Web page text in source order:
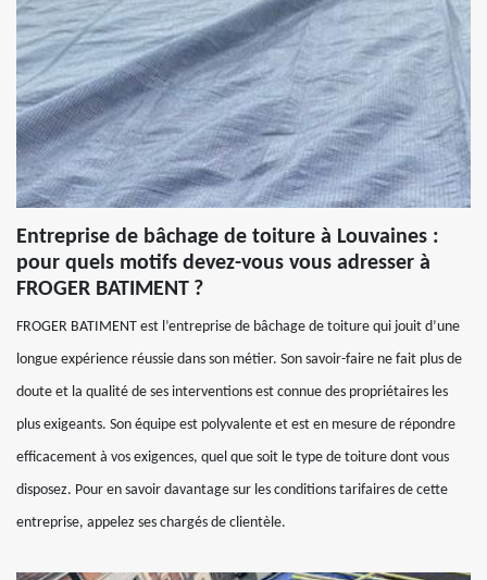
Entreprise de bâchage de toiture à Louvaines :
pour quels motifs devez-vous vous adresser à
FROGER BATIMENT ?
FROGER BATIMENT est l’entreprise de bâchage de toiture qui jouit d’une
longue expérience réussie dans son métier. Son savoir-faire ne fait plus de
doute et la qualité de ses interventions est connue des propriétaires les
plus exigeants. Son équipe est polyvalente et est en mesure de répondre
efficacement à vos exigences, quel que soit le type de toiture dont vous
disposez. Pour en savoir davantage sur les conditions tarifaires de cette
entreprise, appelez ses chargés de clientèle.